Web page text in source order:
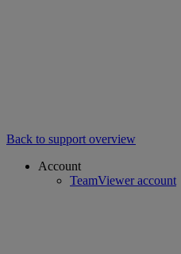
Back to support overview
Account
TeamViewer account